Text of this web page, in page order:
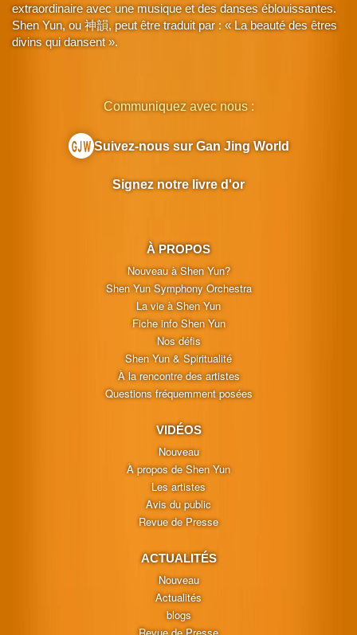
extraordinaire avec une musique et des danses éblouissantes.
Shen Yun, ou 神韻, peut être traduit par : « La beauté des êtres
divins qui dansent ».
À PROPOS
Nouveau à Shen Yun?
Shen Yun Symphony Orchestra
La vie à Shen Yun
Fiche info Shen Yun
Nos défis
Shen Yun & Spiritualité
À la rencontre des artistes
Questions fréquemment posées
VIDÉOS
Nouveau
À propos de Shen Yun
Les artistes
Avis du public
Revue de Presse
ACTUALITÉS
Nouveau
Actualités
blogs
Communiquez avec nous :
Suivez-nous sur Gan Jing World
Signez notre livre d'or